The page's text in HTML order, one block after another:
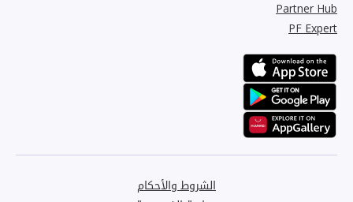
Partner Hub
PF Expert
الشروط والأحكام